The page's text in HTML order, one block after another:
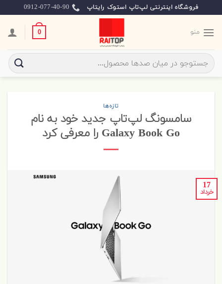
to
content
فروشگاه اینترنتی لپ‌تاپ استوک رایتاپ 0912-077-40-90
منو 0
جستجو
برای:
تازه‌ها
سامسونگ لپ‌تاپ جدید خود به نام
Galaxy Book Go را معرفی کرد
17
خرداد